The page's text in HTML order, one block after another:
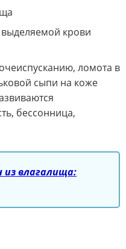
крови
ломота в
сыпи на коже
бессонница,
влагалища: